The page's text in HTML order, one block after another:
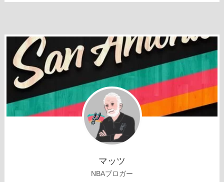
マッツ
NBAブロガー